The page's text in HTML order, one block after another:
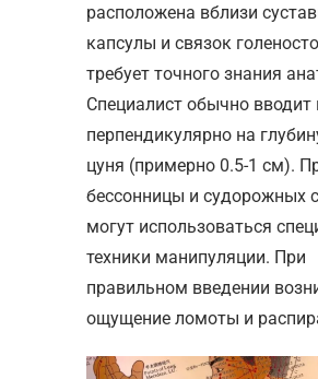
расположена вблизи
капсулы и связок
требует точного знания
Специалист обычно вводит
перпендикулярно на
цуня (примерно 0.5-1 см).
бессонницы и судорожных
могут использоваться
техники манипуляции. При
правильном введении
ощущение ломоты и